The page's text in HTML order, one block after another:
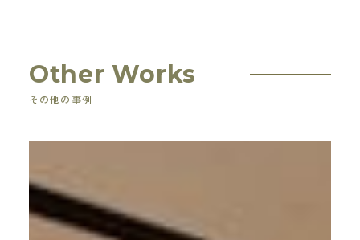
Other Works
その他の事例